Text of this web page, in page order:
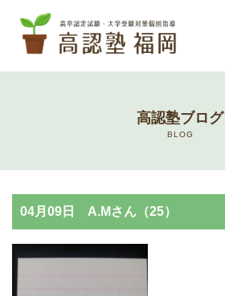
高認塾のご案内
講師紹介
高認塾ブログ
BLOG
04月09日 A.Mさん（25）